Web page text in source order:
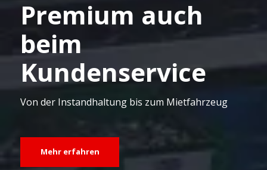
Premium auch
beim
Kundenservice
Von der Instandhaltung bis zum Mietfahrzeug
Mehr erfahren